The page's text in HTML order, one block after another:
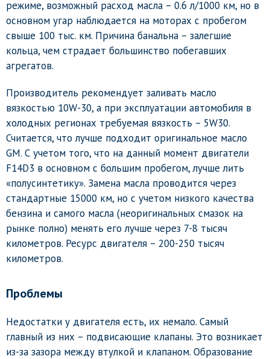
режиме, возможный расход масла – 0.6 л/1000 км, но в
основном угар наблюдается на моторах с пробегом
свыше 100 тыс. км. Причина банальна – залегшие
кольца, чем страдает большинство побегавших
агрегатов.
Производитель рекомендует заливать масло
вязкостью 10W-30, а при эксплуатации автомобиля в
холодных регионах требуемая вязкость – 5W30.
Считается, что лучше подходит оригинальное масло
GM. С учетом того, что на данный момент двигатели
F14D3 в основном с большим пробегом, лучше лить
«полусинтетику». Замена масла проводится через
стандартные 15000 км, но с учетом низкого качества
бензина и самого масла (неоригинальных смазок на
рынке полно) менять его лучше через 7-8 тысяч
километров. Ресурс двигателя – 200-250 тысяч
километров.
Проблемы
Недостатки у двигателя есть, их немало. Самый
главный из них – подвисающие клапаны. Это возникает
из-за зазора между втулкой и клапаном. Образование